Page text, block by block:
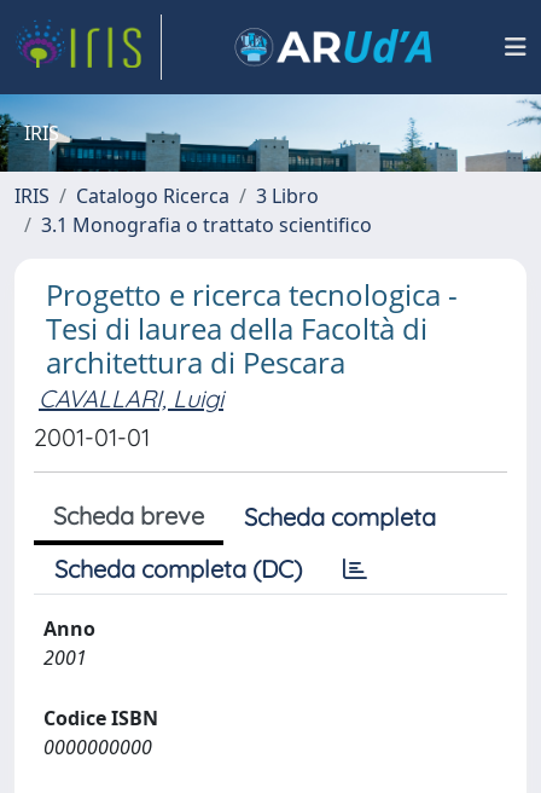
IRIS
IRIS Catalogo Ricerca
3 Libro
3.1 Monografia o trattato scientifico
Progetto e ricerca tecnologica -
Tesi di laurea della Facoltà di
architettura di Pescara
CAVALLARI, Luigi
2001-01-01
Scheda breve
Scheda completa
Scheda completa (DC)
Anno
2001
Codice ISBN
0000000000